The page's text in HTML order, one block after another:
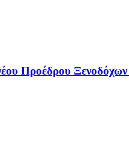
Προέδρου